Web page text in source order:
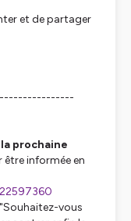
et de partager
prochaine
être informée en
vous